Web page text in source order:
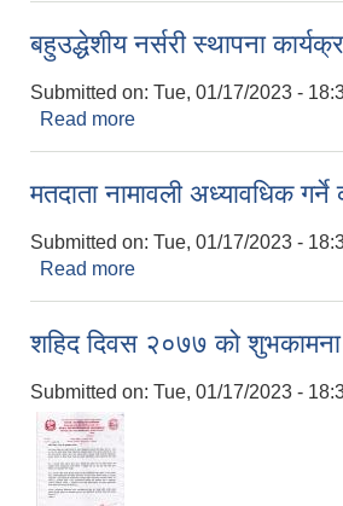
बहुउद्धेशीय नर्सरी स्थापना
Submitted on: Tue, 01/17/2023 -
Read more
मतदाता नामावली अध्यावधिक
Submitted on: Tue, 01/17/2023 -
Read more
शहिद दिवस २०७७ को शुभकामना
Submitted on: Tue, 01/17/2023 -